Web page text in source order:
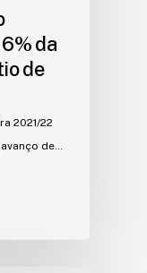
da
de
2021/22
de…